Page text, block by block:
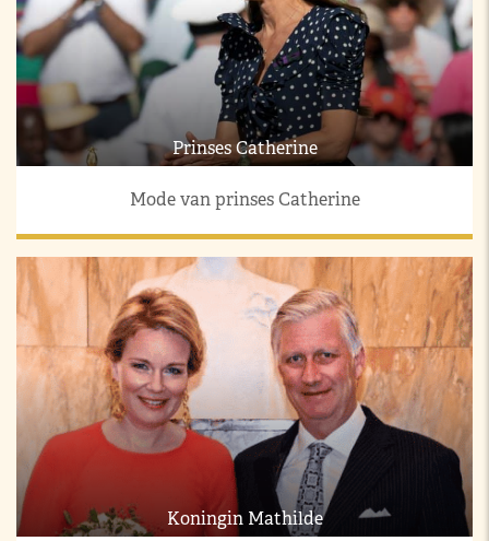
Prinses Catherine
Mode van prinses Catherine
Koningin Mathilde